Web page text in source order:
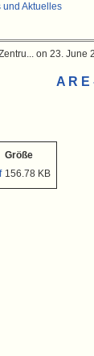
Aktuelles
on 23. June
A R
Größe
156.78 KB